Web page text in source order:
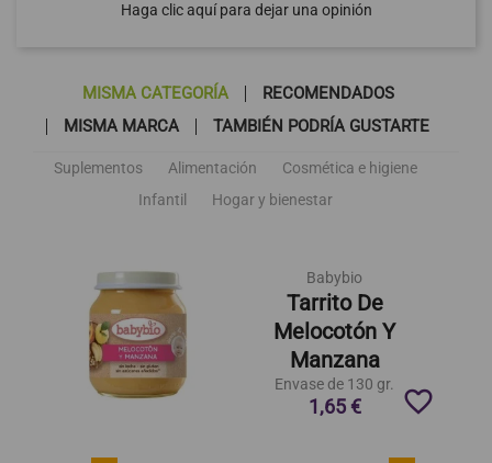
Haga clic aquí para dejar una opinión
MISMA CATEGORÍA
RECOMENDADOS
MISMA MARCA
TAMBIÉN PODRÍA GUSTARTE
Suplementos Alimentación
Cosmética e higiene
Infantil
Hogar y bienestar
Babybio
Tarrito De
Melocotón Y
Manzana
Envase de 130 gr.
1,65 € favorite_border